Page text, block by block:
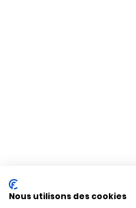
Nous utilisons des cookies